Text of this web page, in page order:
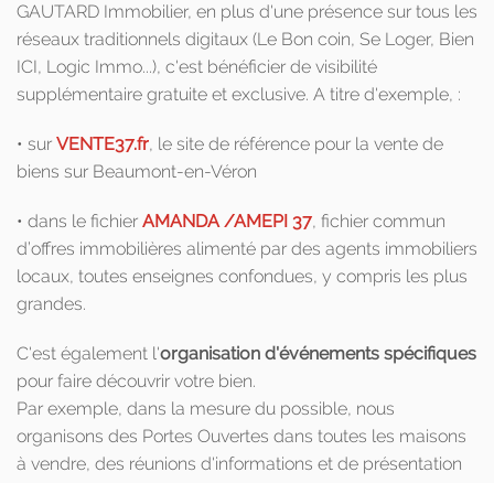
GAUTARD Immobilier, en plus d'une présence sur tous les
réseaux traditionnels digitaux (Le Bon coin, Se Loger, Bien
ICI, Logic Immo...), c'est bénéficier de visibilité
supplémentaire gratuite et exclusive. A titre d'exemple, :
• sur VENTE37.fr, le site de référence pour la vente de
biens sur Beaumont-en-Véron
• dans le fichier AMANDA /AMEPI 37, fichier commun
d’offres immobilières alimenté par des agents immobiliers
locaux, toutes enseignes confondues, y compris les plus
grandes.
C'est également l'organisation d'événements spécifiques
pour faire découvrir votre bien.
Par exemple, dans la mesure du possible, nous
organisons des Portes Ouvertes dans toutes les maisons
à vendre, des réunions d'informations et de présentation